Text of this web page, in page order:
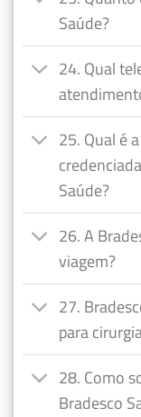
Saúde?
24. Qual
25. Qual é
Saúde?
26. A
viagem?
27.
para
28. Como
Bradesco